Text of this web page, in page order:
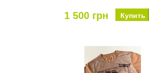
1 500 грн Купить